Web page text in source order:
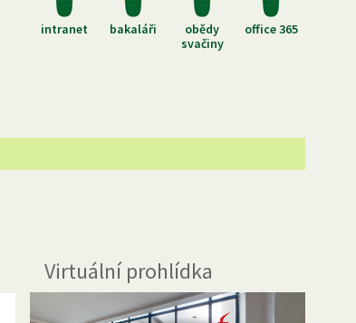
intranet bakaláři
obědy
svačiny
office 365
Virtuální prohlídka